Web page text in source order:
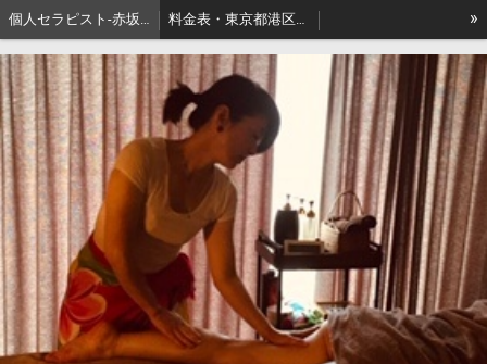
個人セラピスト-赤坂､出張リンパマッサージはアロマセジュール東京 料金表・東京都港区－本格派出張アロマオイルマッサージはセジュールへ
セジュールオーナーセラピスト健康ブログ
»